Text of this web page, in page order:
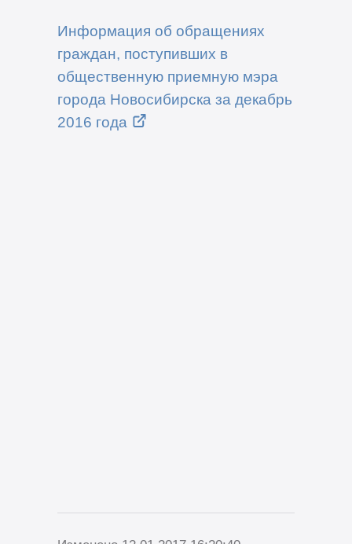
Информация об обращениях
граждан, поступивших в
общественную приемную мэра
города Новосибирска за декабрь
2016 года